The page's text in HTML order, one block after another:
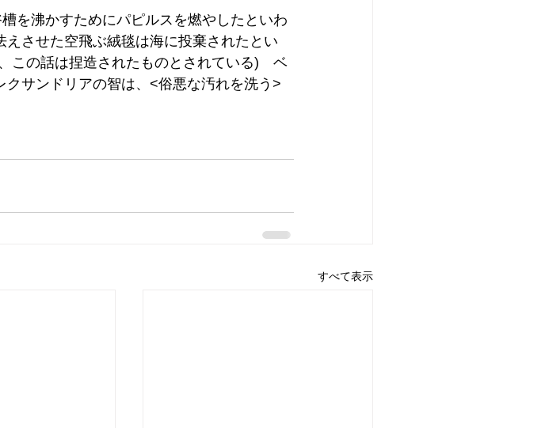
を沸かすためにパピルスを燃やしたといわ
させた空飛ぶ絨毯は海に投棄されたとい
この話は捏造されたものとされている)　ベ
サンドリアの智は、<俗悪な汚れを洗う>
すべて表示